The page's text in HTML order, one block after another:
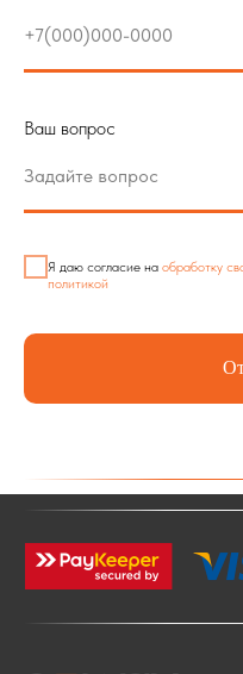
Ваш вопрос
Я даю согласие на обработку
политикой